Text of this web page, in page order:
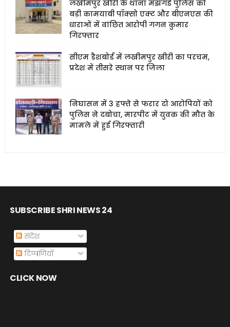
लखीमपुर खीरी के थाना मझगई पुलिस को
बड़ी कामयाबी पॉक्सो एक्ट और बीएनएस की
धाराओं में वांछित आरोपी गगन कुमार
गिरफ्तार
सीएम डैशबोर्ड में लखीमपुर खीरी का परचम,
प्रदेश में तीसरे स्थान पर जिला
निघासन में 3 हफ्ते से फरार दो आरोपियों को
पुलिस ने दबोचा, मारपीट में युवक की मौत के
मामले में हुई गिरफ्तारी
SUBSCRIBE SHRI NEWS 24
संदेश
टिप्पणियाँ
CLICK NOW